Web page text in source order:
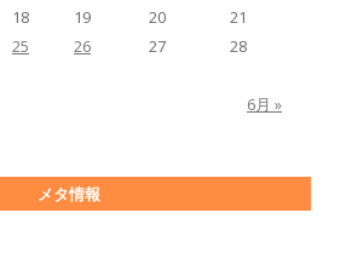
6月 »
18 19 20
21
25 26 27
28
メタ情報